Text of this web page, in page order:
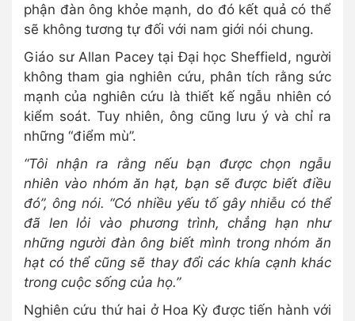
phận đàn ông khỏe mạnh, do đó kết quả có thể
sẽ không tương tự đối với nam giới nói chung.
Giáo sư Allan Pacey tại Đại học Sheffield, người
không tham gia nghiên cứu, phân tích rằng sức
mạnh của nghiên cứu là thiết kế ngẫu nhiên có
kiểm soát. Tuy nhiên, ông cũng lưu ý và chỉ ra
những “điểm mù”.
“Tôi nhận ra rằng nếu bạn được chọn ngẫu
nhiên vào nhóm ăn hạt, bạn sẽ được biết điều
đó”, ông nói. “Có nhiều yếu tố gây nhiễu có thể
đã len lỏi vào phương trình, chẳng hạn như
những người đàn ông biết mình trong nhóm ăn
hạt có thể cũng sẽ thay đổi các khía cạnh khác
trong cuộc sống của họ.”
Nghiên cứu thứ hai ở Hoa Kỳ được tiến hành với